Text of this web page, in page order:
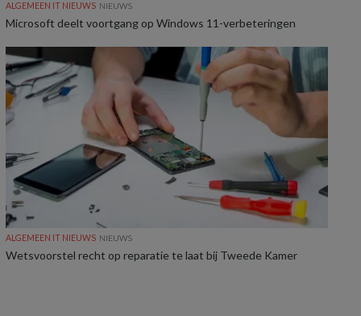
ALGEMEEN IT NIEUWS NIEUWS
Microsoft deelt voortgang op Windows 11-verbeteringen
ALGEMEEN IT NIEUWS NIEUWS
Wetsvoorstel recht op reparatie te laat bij Tweede Kamer